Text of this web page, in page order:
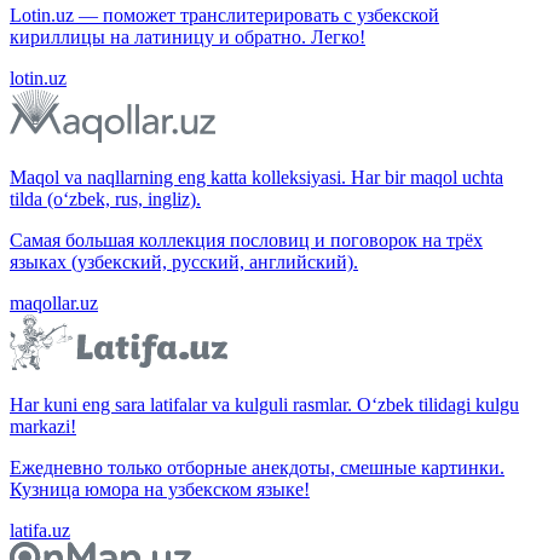
Lotin.uz — поможет транслитерировать с узбекской
кириллицы на латиницу и обратно. Легко!
lotin.uz
Maqol va naqllarning eng katta kolleksiyasi. Har bir maqol uchta
tilda (o‘zbek, rus, ingliz).
Самая большая коллекция пословиц и поговорок на трёх
языках (узбекский, русский, английский).
maqollar.uz
Har kuni eng sara latifalar va kulguli rasmlar. O‘zbek tilidagi kulgu
markazi!
Ежедневно только отборные анекдоты, смешные картинки.
Кузница юмора на узбекском языке!
latifa.uz